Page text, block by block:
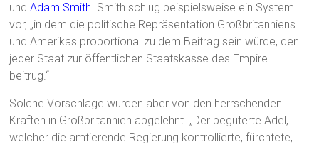
undAdam Smith. Smith schlug beispielsweise ein System
vor, „in dem die politische Repräsentation Großbritanniens
und Amerikas proportional zu dem Beitrag sein würde, den
jeder Staat zur öffentlichen Staatskasse des Empire
beitrug.“
Solche Vorschläge wurden aber von den herrschenden
Kräften in Großbritannien abgelehnt. „Der begüterte Adel,
welcher die amtierende Regierung kontrollierte, fürchtete,